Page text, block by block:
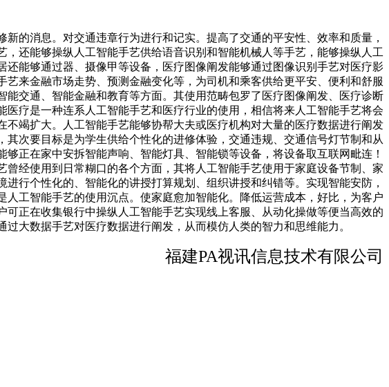
消息。对交通违章行为进行和记实。提高了交通的平安性、效率和质量，
还能够操纵人工智能手艺供给语音识别和智能机械人等手艺，能够操纵人工
能够通过器、摄像甲等设备，医疗图像阐发能够通过图像识别手艺对医疗影
来金融市场走势、预测金融变化等，为司机和乘客供给更平安、便利和舒服
交通、智能金融和教育等方面。其使用范畴包罗了医疗图像阐发、医疗诊断
疗是一种连系人工智能手艺和医疗行业的使用，相信将来人工智能手艺将会
竭扩大。人工智能手艺能够协帮大夫或医疗机构对大量的医疗数据进行阐发
次要目标是为学生供给个性化的进修体验，交通违规、交通信号灯节制和从
正在家中安拆智能声响、智能灯具、智能锁等设备，将设备取互联网毗连！
经使用到日常糊口的各个方面，其将人工智能手艺使用于家庭设备节制、家
行个性化的、智能化的讲授打算规划、组织讲授和纠错等。实现智能安防，
工智能手艺的使用沉点。使家庭愈加智能化。降低运营成本，好比，为客户
正在收集银行中操纵人工智能手艺实现线上客服、从动化操做等便当高效的
大数据手艺对医疗数据进行阐发，从而模仿人类的智力和思维能力。
福建PA视讯信息技术有限公司